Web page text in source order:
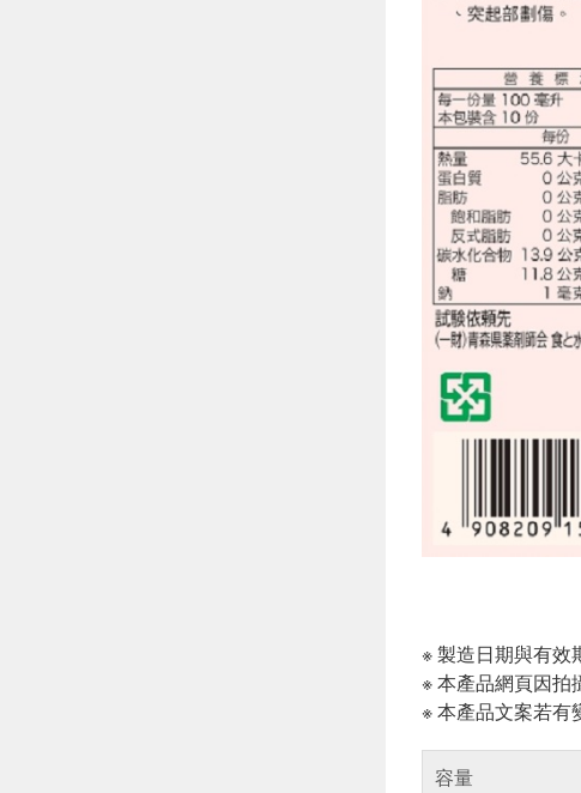
※ 製造日期與有效
※ 本產品網頁因拍
※ 本產品文案若有
容量